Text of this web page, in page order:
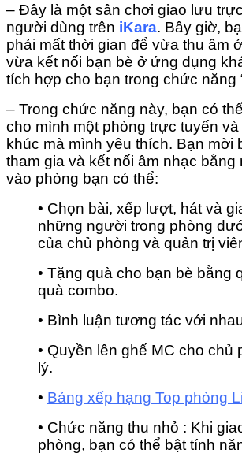
– Đây là một sân chơi giao lưu
người dùng trên iKara. Bây giờ,
phải mất thời gian để vừa thu âm
vừa kết nối bạn bè ở ứng dụng
tích hợp cho bạn trong chức năng
– Trong chức năng này, bạn có
cho mình một phòng trực tuyến
khúc mà mình yêu thích. Bạn mời
tham gia và kết nối âm nhạc bằng
vào phòng bạn có thể:
• Chọn bài, xếp lượt, hát và
những người trong phòng
của chủ phòng và quản trị
• Tặng quà cho bạn bè bằng
quà combo.
• Bình luận tương tác với
• Quyền lên ghế MC cho chủ
lý.
• Bảng xếp hạng Top phòng
• Chức năng thu nhỏ : Khi
phòng, bạn có thể bật tính